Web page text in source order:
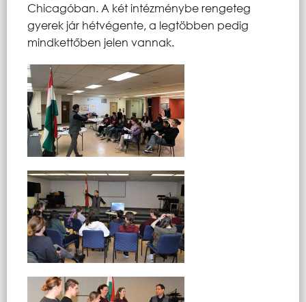
Chicagóban. A két intézménybe rengeteg
gyerek jár hétvégente, a legtöbben pedig
mindkettőben jelen vannak.